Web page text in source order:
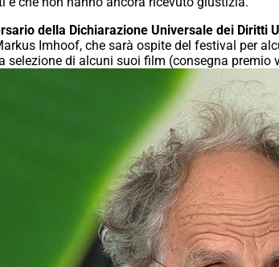
della Dichiarazione Universale dei Diritti
Imhoof, che sarà ospite del festival per
selezione di alcuni suoi film (consegna premio